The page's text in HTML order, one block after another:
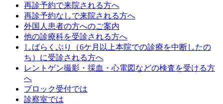
再診予約で来院される方へ
再診予約なしで来院される方へ
外国人患者の方へのご案内
他の診療科を受診される方へ
しばらくぶり（6ケ月以上本院での診療を中断したの
ち）に受診される方へ
レントゲン撮影・採血・心電図などの検査を受ける方
へ
ブロック受付では
診察室では